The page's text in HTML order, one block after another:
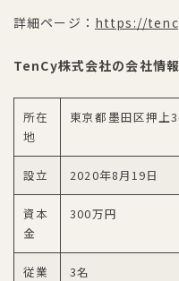
詳細ページ： https://
TenCy株式会社の会社情
所在
地
東京都墨田区押上
設立 2020年8月19日
資本
金
300万円
従業
3名